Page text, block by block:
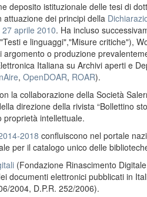
deposito istituzionale delle tesi di
dei principi della
aprile 2010. Ha incluso
e linguaggi","Misure critiche"),
o produzione
Italiana su Archivi aperti e
, OpenDOAR, ROAR).
la collaborazione della Società
direzione della rivista “Bollettino
proprietà intellettuale.
2018 confluiscono nel portale
per il catalogo unico delle
(Fondazione Rinascimento
documenti elettronici pubblicati in
2004, D.P.R. 252/2006).